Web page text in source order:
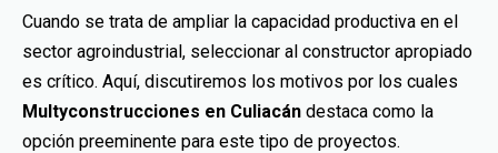
Cuando se trata de ampliar la capacidad productiva en el
sector agroindustrial, seleccionar al constructor apropiado
es crítico. Aquí, discutiremos los motivos por los cuales
Multyconstrucciones en Culiacán destaca como la
opción preeminente para este tipo de proyectos.